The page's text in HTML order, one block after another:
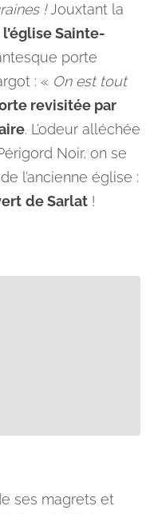
!Jouxtant la
l’église Sainte-
porte
: « On est tout
revisitée par
. L’odeur alléchée
Noir, on se
l’ancienne église :
de Sarlat !
ses magrets et